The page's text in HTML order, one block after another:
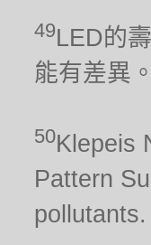
49LED的
能有差異。
50Klepeis
Pattern